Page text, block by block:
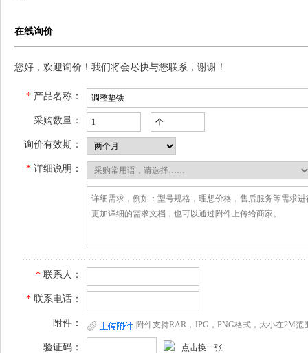
在线询价
您好，欢迎询价！我们将会尽快与您联系，谢谢！
* 产品名称：
采购数量：
询价有效期：
* 详细说明：
* 联系人：
* 联系电话：
附件： 附件支持RAR，JPG，PNG格式，大小在2M范
验证码： 点击换一张